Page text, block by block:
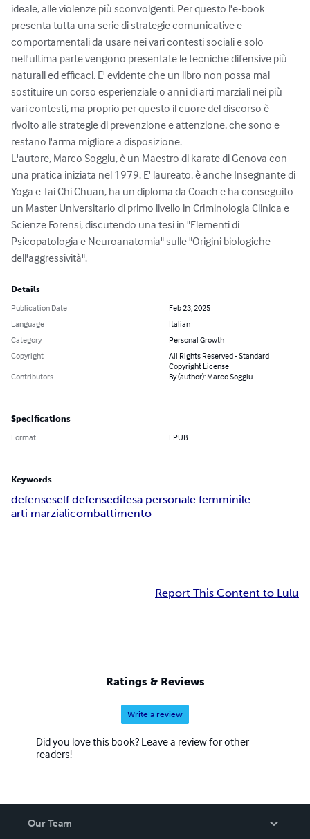
ideale, alle violenze più sconvolgenti. Per questo l'e-book
presenta tutta una serie di strategie comunicative e
comportamentali da usare nei vari contesti sociali e solo
nell'ultima parte vengono presentate le tecniche difensive più
naturali ed efficaci. E' evidente che un libro non possa mai
sostituire un corso esperienziale o anni di arti marziali nei più
vari contesti, ma proprio per questo il cuore del discorso è
rivolto alle strategie di prevenzione e attenzione, che sono e
restano l'arma migliore a disposizione.
L'autore, Marco Soggiu, è un Maestro di karate di Genova con
una pratica iniziata nel 1979. E' laureato, è anche Insegnante di
Yoga e Tai Chi Chuan, ha un diploma da Coach e ha conseguito
un Master Universitario di primo livello in Criminologia Clinica e
Scienze Forensi, discutendo una tesi in "Elementi di
Psicopatologia e Neuroanatomia" sulle "Origini biologiche
dell'aggressività".
Details
Publication Date
Feb 23, 2025
Language
Italian
Category
Personal Growth
Copyright
All Rights Reserved - Standard
Copyright License
Contributors
By (author): Marco Soggiu
Specifications
Format EPUB
Keywords
defenseself defensedifesa personale femminile
arti marzialicombattimento
Report This Content to Lulu
Ratings & Reviews
Write a review
Did you love this book? Leave a review for other
readers!
Our Team